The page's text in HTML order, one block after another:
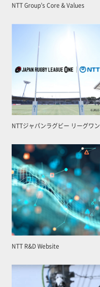
NTT Group’s Core & Values
NTTジャパンラグビー リーグワン
NTT R&D Website